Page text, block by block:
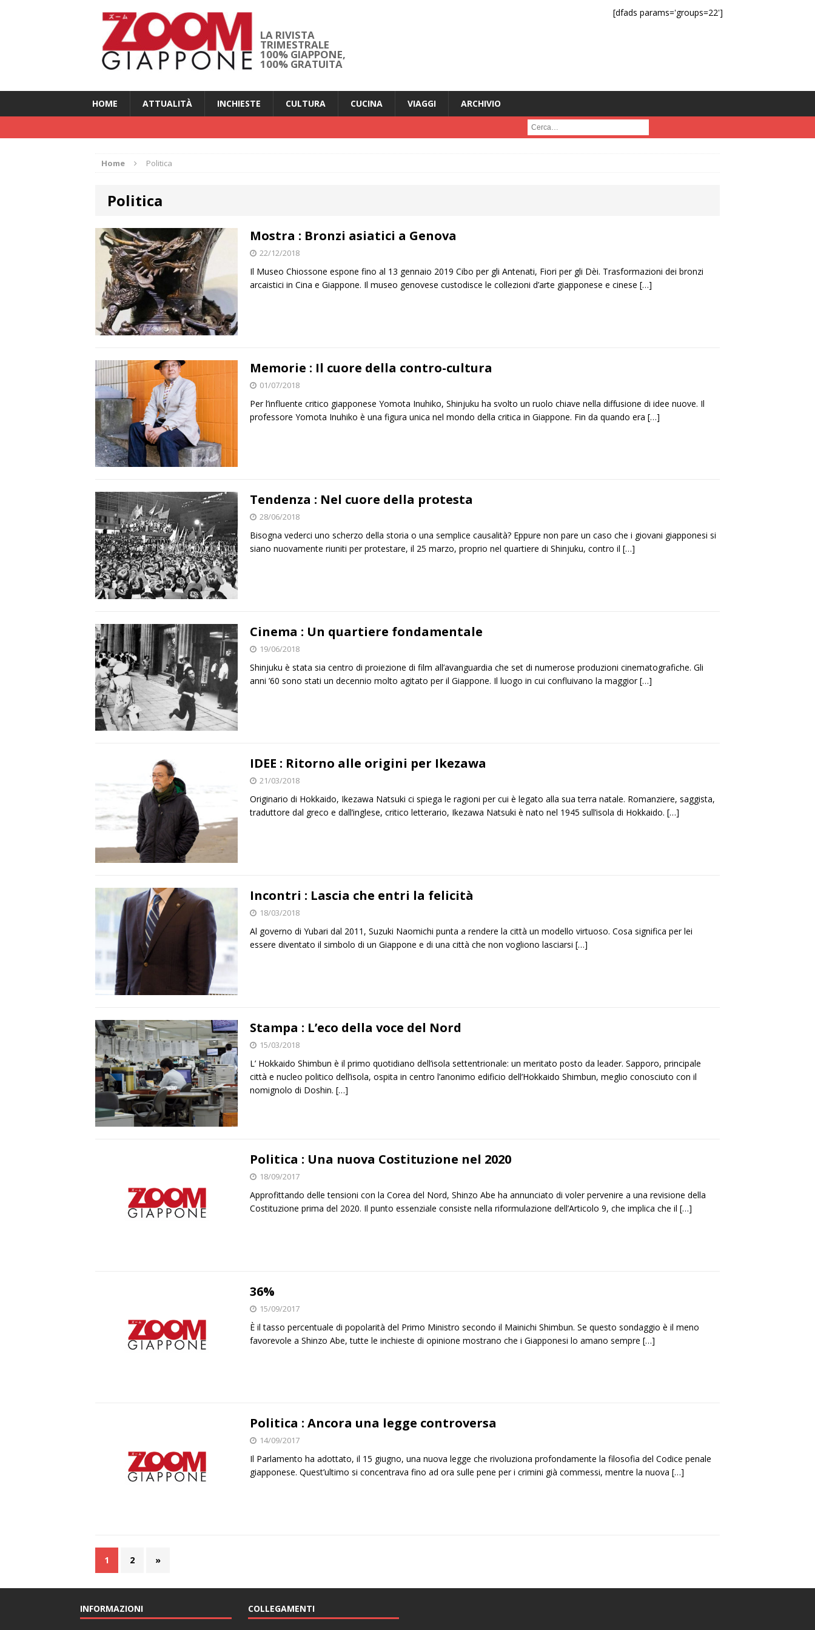
LA RIVISTA
TRIMESTRALE
100% GIAPPONE,
100% GRATUITA
[dfads params='groups=22']
HOME ATTUALITÀ INCHIESTE CULTURA CUCINA VIAGGI
ARCHIVIO
Cerca :
Home Politica
Politica
Mostra : Bronzi asiatici a Genova
22/12/2018
Il Museo Chiossone espone fino al 13 gennaio 2019 Cibo per gli Antenati, Fiori per gli Dèi. Trasformazioni dei bronzi
arcaistici in Cina e Giappone. Il museo genovese custodisce le collezioni d’arte giapponese e cinese […]
Memorie : Il cuore della contro-cultura
01/07/2018
Per l’influente critico giapponese Yomota Inuhiko, Shinjuku ha svolto un ruolo chiave nella diffusione di idee nuove. Il
professore Yomota Inuhiko è una figura unica nel mondo della critica in Giappone. Fin da quando era […]
Tendenza : Nel cuore della protesta
28/06/2018
Bisogna vederci uno scherzo della storia o una semplice causalità? Eppure non pare un caso che i giovani giapponesi si
siano nuovamente riuniti per protestare, il 25 marzo, proprio nel quartiere di Shinjuku, contro il […]
Cinema : Un quartiere fondamentale
19/06/2018
Shinjuku è stata sia centro di proiezione di film all’avanguardia che set di numerose produzioni cinematografiche. Gli
anni ’60 sono stati un decennio molto agitato per il Giappone. Il luogo in cui confluivano la maggior[…]
IDEE : Ritorno alle origini per Ikezawa
21/03/2018
Originario di Hokkaido, Ikezawa Natsuki ci spiega le ragioni per cui è legato alla sua terra natale. Romanziere, saggista,
traduttore dal greco e dall’inglese, critico letterario, Ikezawa Natsuki è nato nel 1945 sull’isola di Hokkaido. […]
Incontri : Lascia che entri la felicità
18/03/2018
Al governo di Yubari dal 2011, Suzuki Naomichi punta a rendere la città un modello virtuoso. Cosa significa per lei
essere diventato il simbolo di un Giappone e di una città che non vogliono lasciarsi […]
Stampa : L’eco della voce del Nord
15/03/2018
L’ Hokkaido Shimbun è il primo quotidiano dell’isola settentrionale: un meritato posto da leader. Sapporo, principale
città e nucleo politico dell’isola, ospita in centro l’anonimo edificio dell’Hokkaido Shimbun, meglio conosciuto con il
nomignolo di Doshin. […]
Politica : Una nuova Costituzione nel 2020
18/09/2017
Approfittando delle tensioni con la Corea del Nord, Shinzo Abe ha annunciato di voler pervenire a una revisione della
Costituzione prima del 2020. Il punto essenziale consiste nella riformulazione dell’Articolo 9, che implica che il […]
36%
15/09/2017
È il tasso percentuale di popolarità del Primo Ministro secondo il Mainichi Shimbun. Se questo sondaggio è il meno
favorevole a Shinzo Abe, tutte le inchieste di opinione mostrano che i Giapponesi lo amano sempre […]
Politica : Ancora una legge controversa
14/09/2017
Il Parlamento ha adottato, il 15 giugno, una nuova legge che rivoluziona profondamente la filosofia del Codice penale
giapponese. Quest’ultimo si concentrava fino ad ora sulle pene per i crimini già commessi, mentre la nuova […]
1 2 »
INFORMAZIONI COLLEGAMENTI